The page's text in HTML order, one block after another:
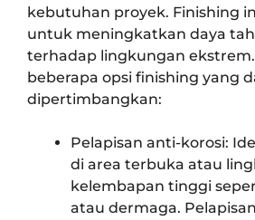
kebutuhan proyek. Finishing
untuk meningkatkan daya
terhadap lingkungan
beberapa opsi finishing yang
dipertimbangkan:
Pelapisan anti-korosi:
di area terbuka atau
kelembapan tinggi
atau dermaga.